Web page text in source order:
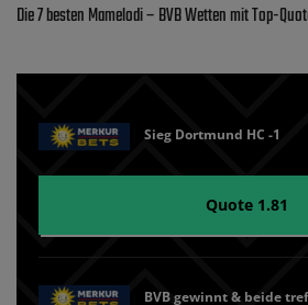
Die 7 besten Mamelodi – BVB Wetten mit Top-
Sieg Dortmund HC -1
Quote 1.81
BVB gewinnt & beide